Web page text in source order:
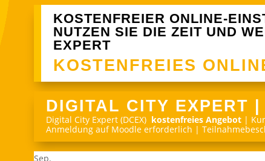
KOSTENFREIER ONLINE-
NUTZEN SIE DIE ZEIT UND
EXPERT
KOSTENFREIES
DIGITAL CITY EXPERT
Digital City Expert (DCEX) kostenfreies Angebot|
Anmeldung auf Moodle erforderlich |
Sep.